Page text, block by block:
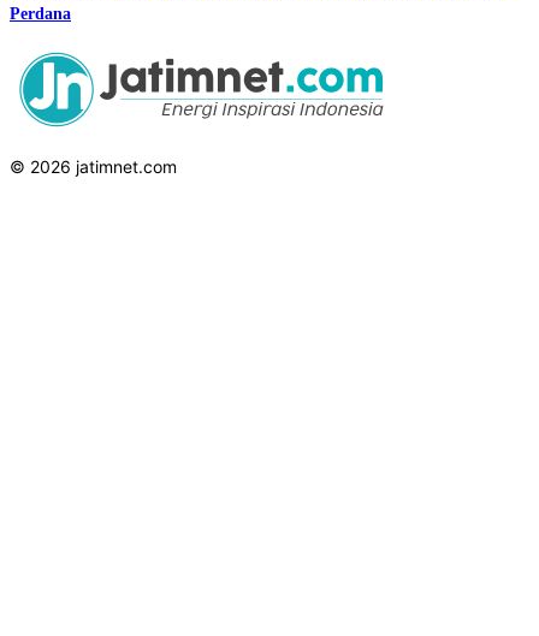
Perdana
© 2026 jatimnet.com